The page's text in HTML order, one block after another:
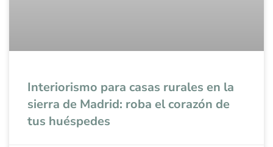
Interiorismo para casas rurales en la
sierra de Madrid: roba el corazón de
tus huéspedes